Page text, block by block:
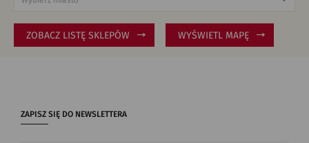
ZOBACZ LISTĘ SKLEPÓW WYŚWIETL MAPĘ
ZAPISZ SIĘ DO NEWSLETTERA